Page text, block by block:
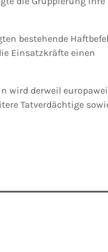
bestehende
Einsatzkräfte einen
wird derweil
Tatverdächtige